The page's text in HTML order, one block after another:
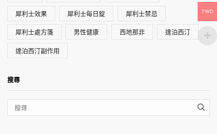
犀利士效果 犀利士每日錠 犀利士禁忌
犀利士處方箋 男性健康 西地那非 達泊西汀
達泊西汀副作用
搜尋
TWD